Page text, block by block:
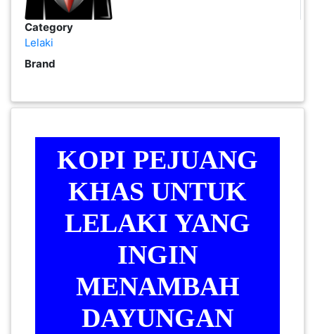
Category
Lelaki
Brand
KOPI PEJUANG
KHAS UNTUK
LELAKI YANG
INGIN
MENAMBAH
DAYUNGAN
MAKANAN(25)
PERNIAGAAN(41)
KENDERAAN(6)
ELEKTRONIK(5)
SUKAN/HOBI(2)
PELANCONGAN(1)